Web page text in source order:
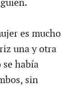
es mucho
una y otra
se había
sin